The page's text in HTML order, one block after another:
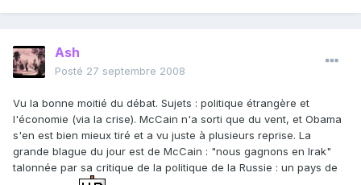
Ash
Posté 27 septembre 2008
Vu la bonne moitié du débat. Sujets : politique étrangère et
l'économie (via la crise). McCain n'a sorti que du vent, et Obama
s'en est bien mieux tiré et a vu juste à plusieurs reprise. La
grande blague du jour est de McCain : "nous gagnons en Irak"
talonnée par sa critique de la politique de la Russie : un pays de